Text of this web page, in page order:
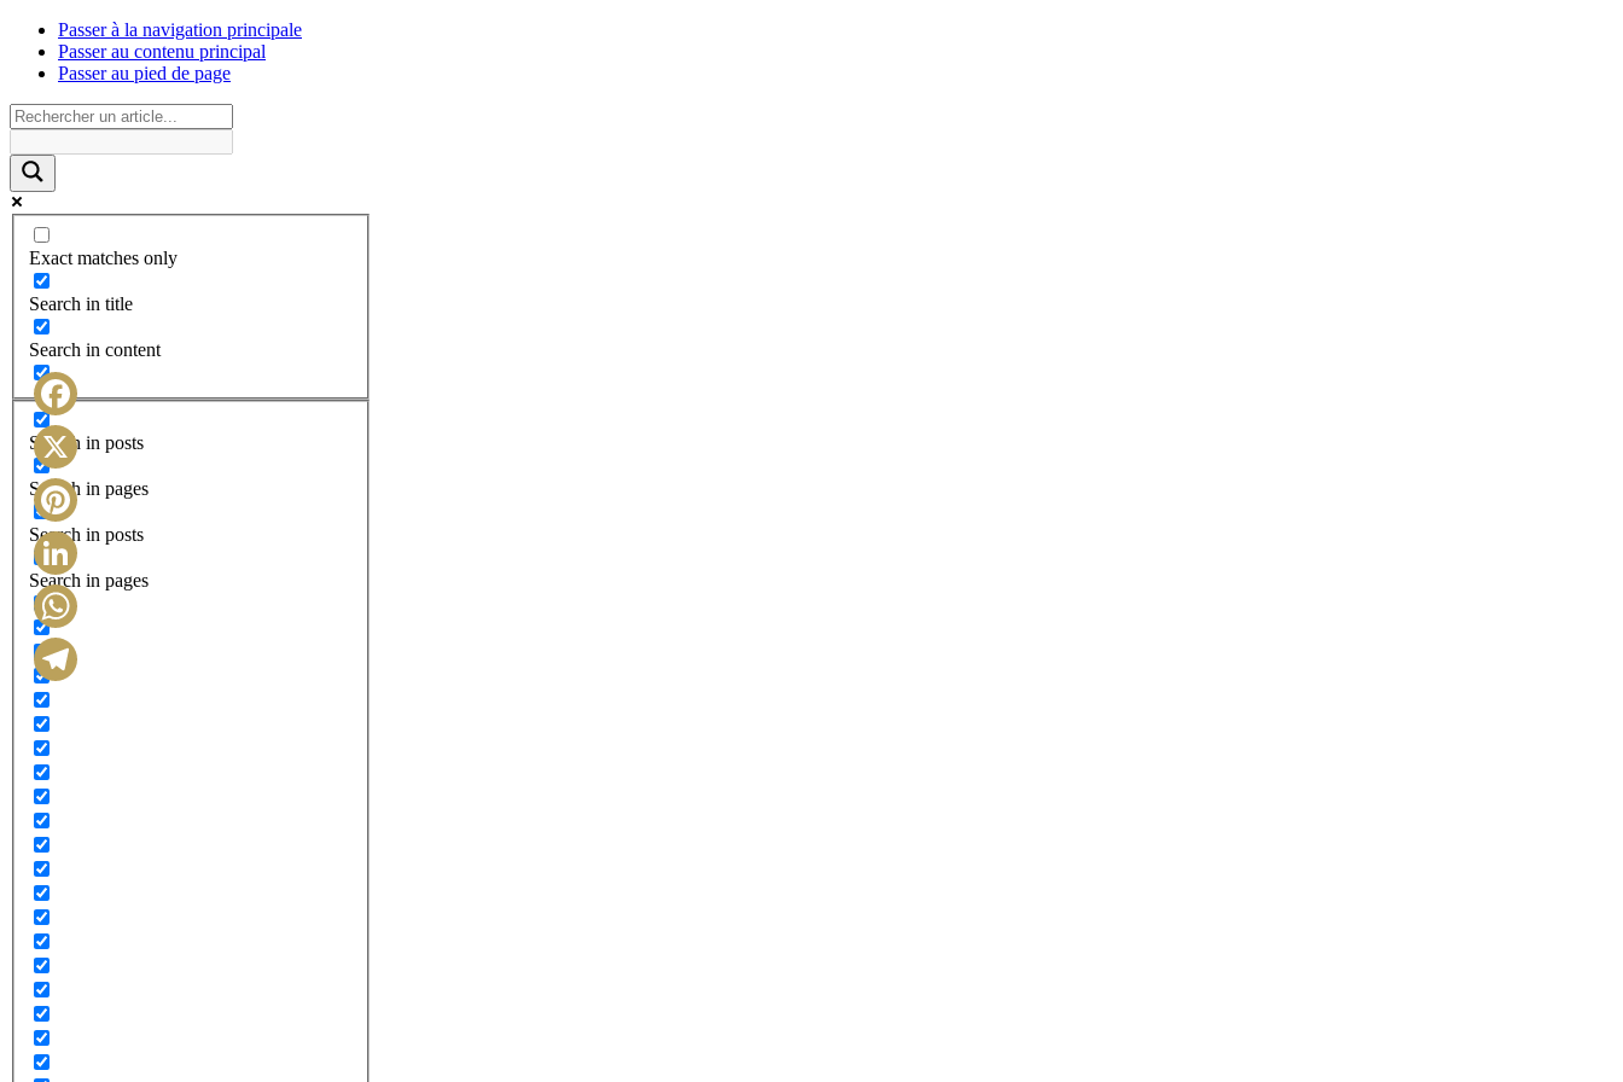
Passer à la navigation principale
Passer au contenu principal
Passer au pied de page
Exact matches only
Search in title
Search in content
Search in posts
Search in pages
Search in posts
Search in pages
Facebook
X
Pinterest
LinkedIn
WhatsApp
Telegram